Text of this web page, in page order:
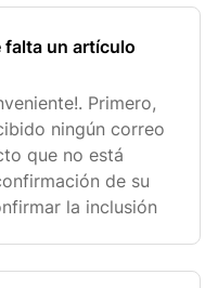
falta un artículo
Primero,
ningún correo
que no está
de su
la inclusión